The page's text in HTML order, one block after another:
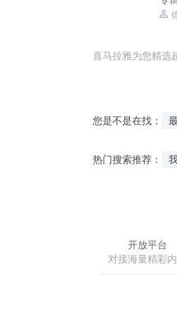
大
喜马拉雅为您精选
您是不是在找：
热门搜索推荐：
开放平台
对接海量精彩